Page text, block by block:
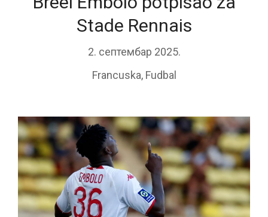
Stade Rennais
2. септембар 2025.
Francuska, Fudbal